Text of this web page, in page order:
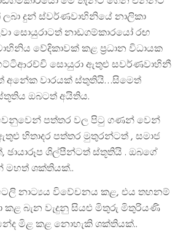
දුන් ස්වර්ණවාහිනියේ නාලිකා
සොයුරාටත් නාඩගම්කාරයෝ රඟ
වේදිකාවක් කළ ප්‍රධාන විධායක
සොයුරා ඇතුළු සවර්ණවාහිනී
අනේක වාරයක් ස්තුතියි…සිමෙත්
ඔබටත් අයිතිය.
පත්තර වල පිටු ගණන් වෙන්
හිතාදර පත්තර මුතුරන්ටත් , සමාජ
ඡායාරූප ශිල්පීන්ටත් ස්තූතියි . ඔබගේ
මහත් ශක්තියක්..
නාට්‍යය විවේචනය කළ, එය තහනම්
බැන වැදුනු සියළු මිතුරු මිතුරියණි
මිළ කළ නොහැකි ශක්තියක්..